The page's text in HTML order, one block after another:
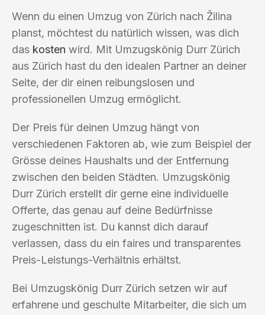
Wenn du einen Umzug von Zürich nach Žilina
planst, möchtest du natürlich wissen, was dich
das kosten wird. Mit Umzugskönig Durr Zürich
aus Zürich hast du den idealen Partner an deiner
Seite, der dir einen reibungslosen und
professionellen Umzug ermöglicht.
Der Preis für deinen Umzug hängt von
verschiedenen Faktoren ab, wie zum Beispiel der
Grösse deines Haushalts und der Entfernung
zwischen den beiden Städten. Umzugskönig
Durr Zürich erstellt dir gerne eine individuelle
Offerte, das genau auf deine Bedürfnisse
zugeschnitten ist. Du kannst dich darauf
verlassen, dass du ein faires und transparentes
Preis-Leistungs-Verhältnis erhältst.
Bei Umzugskönig Durr Zürich setzen wir auf
erfahrene und geschulte Mitarbeiter, die sich um